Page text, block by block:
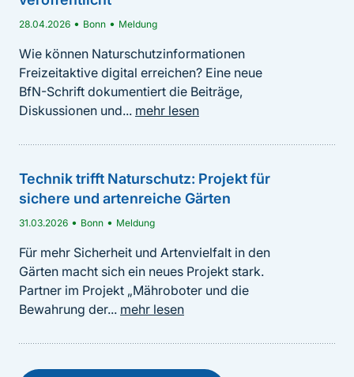
28.04.2026 • Bonn • Meldung
Wie können Naturschutzinformationen
Freizeitaktive digital erreichen? Eine neue
BfN-Schrift dokumentiert die Beiträge,
Diskussionen und... mehr lesen
Technik trifft Naturschutz: Projekt für
sichere und artenreiche Gärten
31.03.2026 • Bonn • Meldung
Für mehr Sicherheit und Artenvielfalt in den
Gärten macht sich ein neues Projekt stark.
Partner im Projekt „Mähroboter und die
Bewahrung der... mehr lesen
Auswirkungen des Insektenrückgangs auf
Fledermäuse
Am Beispiel der vom Aussterben bedrohten
Insektenrückgang und seine Wirkung auf
Naturschutzinformationen in Deutschland
Auf der BfN-Veranstaltung „NaturschutzDigital 2025“
stand die Frage im Mittelpunkt, wie
Naturschutzbehörden zu einer verbesserten
Darstellung...
mehr lesen